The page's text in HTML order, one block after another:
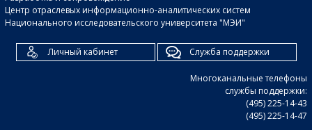
Центр отраслевых информационно-аналитических систем
Национального исследовательского университета "МЭИ"
Личный кабинет Служба поддержки
Многоканальные телефоны
службы поддержки:
(495) 225-14-43
(495) 225-14-47